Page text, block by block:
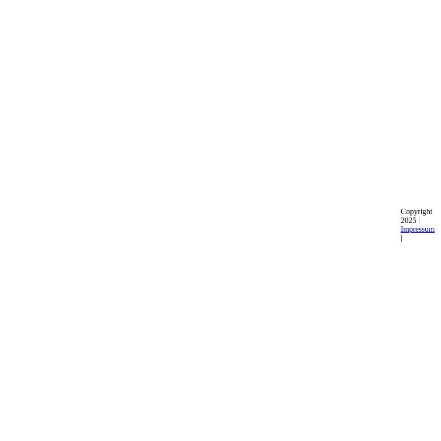
Copyright
2025 |
Impressum
|